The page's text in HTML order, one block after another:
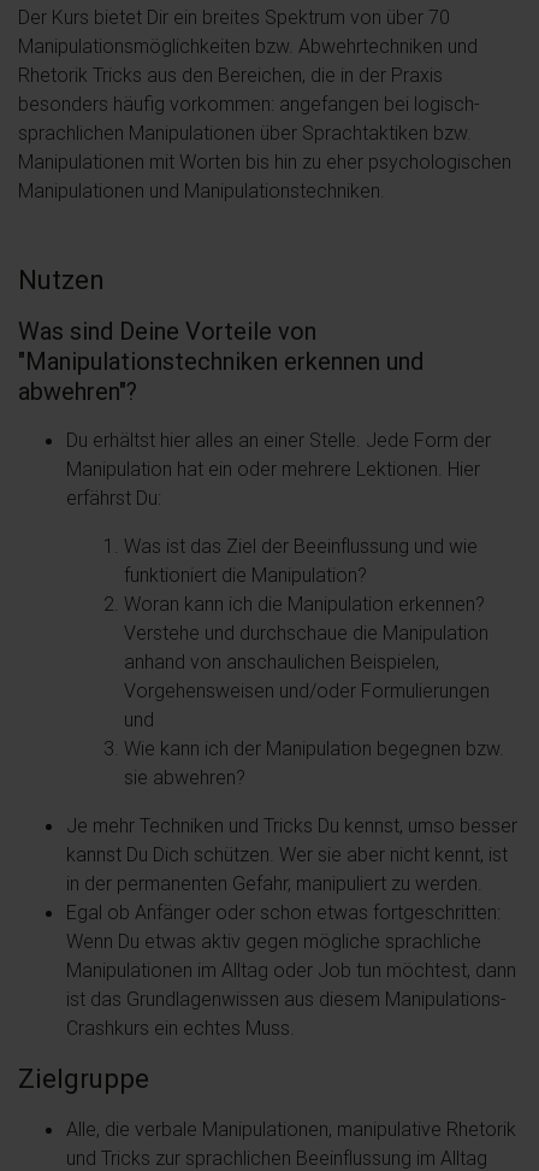
Der Kurs bietet Dir ein breites Spektrum von über 70
Manipulationsmöglichkeiten bzw. Abwehrtechniken und
Rhetorik Tricks aus den Bereichen, die in der Praxis
besonders häufig vorkommen: angefangen bei logisch-
sprachlichen Manipulationen über Sprachtaktiken bzw.
Manipulationen mit Worten bis hin zu eher psychologischen
Manipulationen und Manipulationstechniken.
Nutzen
Was sind Deine Vorteile von
"Manipulationstechniken erkennen und
abwehren"?
Du erhältst hier alles an einer Stelle. Jede Form der
Manipulation hat ein oder mehrere Lektionen. Hier
erfährst Du:
Was ist das Ziel der Beeinflussung und wie
funktioniert die Manipulation?
Woran kann ich die Manipulation erkennen?
Verstehe und durchschaue die Manipulation
anhand von anschaulichen Beispielen,
Vorgehensweisen und/oder Formulierungen
und
Wie kann ich der Manipulation begegnen bzw.
sie abwehren?
Je mehr Techniken und Tricks Du kennst, umso besser
kannst Du Dich schützen. Wer sie aber nicht kennt, ist
in der permanenten Gefahr, manipuliert zu werden.
Egal ob Anfänger oder schon etwas fortgeschritten:
Wenn Du etwas aktiv gegen mögliche sprachliche
Manipulationen im Alltag oder Job tun möchtest, dann
ist das Grundlagenwissen aus diesem Manipulations-
Crashkurs ein echtes Muss.
Zielgruppe
Alle, die verbale Manipulationen, manipulative Rhetorik
und Tricks zur sprachlichen Beeinflussung im Alltag